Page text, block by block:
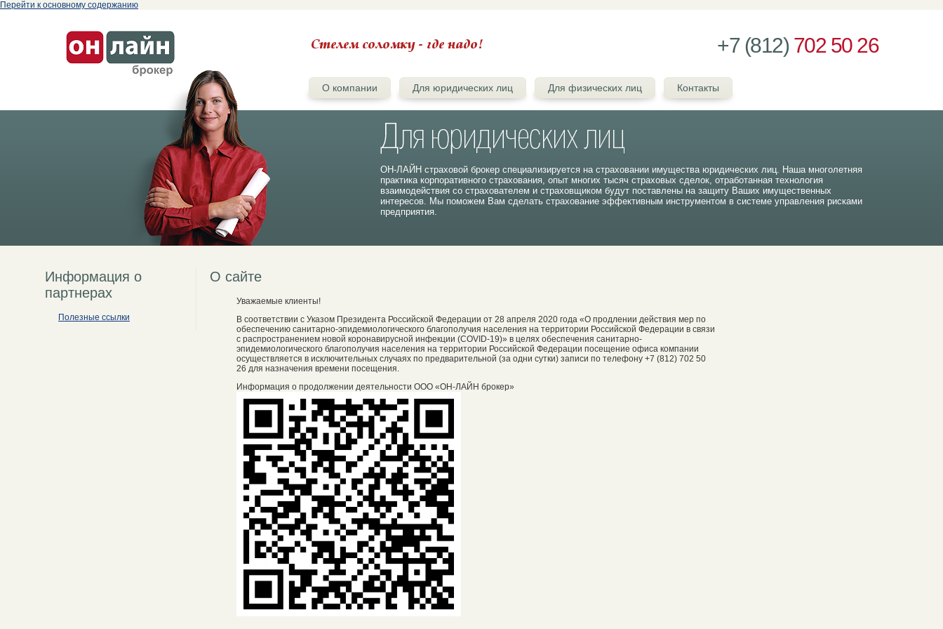
Перейти к основному содержанию
+7 (812) 702 50 26
О компании Для юридических лиц Для физических лиц Контакты
ОН-ЛАЙН страховой брокер специализируется на страховании имущества юридических лиц. Наша многолетняя
практика корпоративного страхования, опыт многих тысяч страховых сделок, отработанная технология
взаимодействия со страхователем и страховщиком будут поставлены на защиту Ваших имущественных
интересов. Мы поможем Вам сделать страхование эффективным инструментом в системе управления рисками
предприятия.
Информация о
партнерах
Полезные ссылки
О сайте
Уважаемые клиенты!
В соответствии с Указом Президента Российской Федерации от 28 апреля 2020 года «О продлении действия мер по
обеспечению санитарно-эпидемиологического благополучия населения на территории Российской Федерации в связи
с распространением новой коронавирусной инфекции (COVID-19)» в целях обеспечения санитарно-
эпидемиологического благополучия населения на территории Российской Федерации посещение офиса компании
осуществляется в исключительных случаях по предварительной (за одни сутки) записи по телефону +7 (812) 702 50
26 для назначения времени посещения.
Информация о продолжении деятельности ООО «ОН-ЛАЙН брокер»